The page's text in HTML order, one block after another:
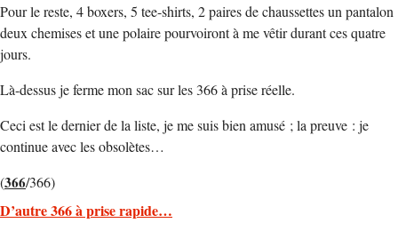
Pour le reste, 4 boxers, 5 tee-shirts, 2 paires de chaussettes un pantalon
deux chemises et une polaire pourvoiront à me vêtir durant ces quatre
jours.
Là-dessus je ferme mon sac sur les 366 à prise réelle.
Ceci est le dernier de la liste, je me suis bien amusé ; la preuve : je
continue avec les obsolètes…
(366/366)
D’autre 366 à prise rapide…